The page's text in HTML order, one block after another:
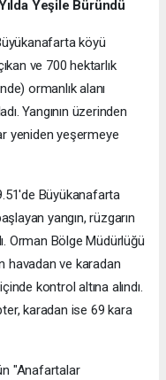
Yeşile Büründü
köyü
ve 700 hektarlık
ormanlık alanı
Yangının üzerinden
yeniden yeşermeye
Büyükanafarta
yangın, rüzgarın
Orman Bölge Müdürlüğü
havadan ve karadan
kontrol altına alındı.
karadan ise 69 kara
"Anafartalar